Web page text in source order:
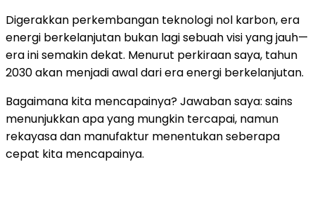
Digerakkan perkembangan teknologi nol karbon, era
energi berkelanjutan bukan lagi sebuah visi yang jauh—
era ini semakin dekat. Menurut perkiraan saya, tahun
2030 akan menjadi awal dari era energi berkelanjutan.
Bagaimana kita mencapainya? Jawaban saya: sains
menunjukkan apa yang mungkin tercapai, namun
rekayasa dan manufaktur menentukan seberapa
cepat kita mencapainya.